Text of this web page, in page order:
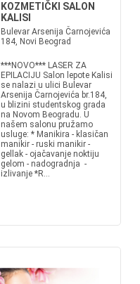
KOZMETIČKI SALON
KALISI
Bulevar Arsenija Čarnojevića
184, Novi Beograd
***NOVO*** LASER ZA
EPILACIJU Salon lepote Kalisi
se nalazi u ulici Bulevar
Arsenija Čarnojevića br.184,
u blizini studentskog grada
na Novom Beogradu. U
našem salonu pružamo
usluge: * Manikira - klasičan
manikir - ruski manikir -
gellak - ojačavanje noktiju
gelom - nadogradnja -
izlivanje *R...